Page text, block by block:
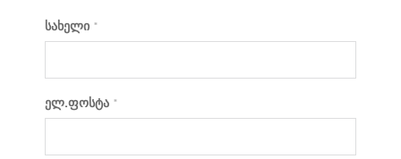
სახელი *
ელ.ფოსტა *